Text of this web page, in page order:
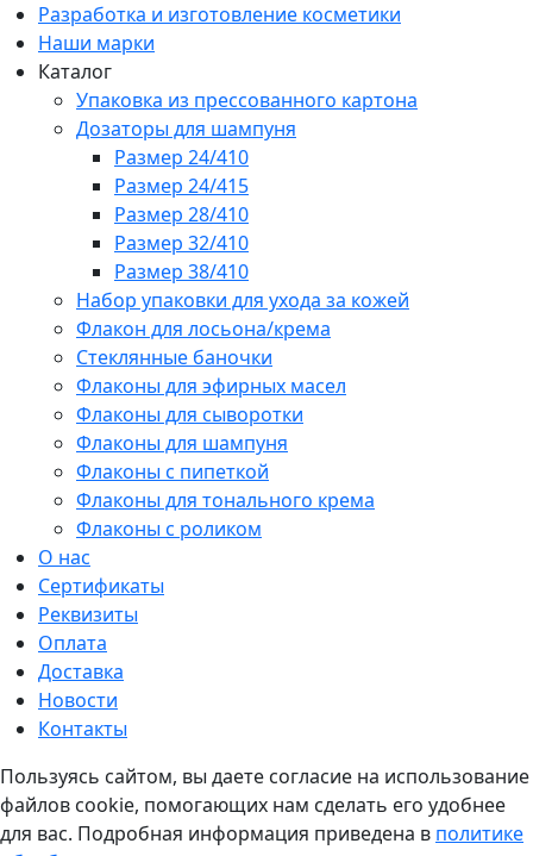
Разработка и изготовление косметики
Наши марки
Каталог
Упаковка из прессованного картона
Дозаторы для шампуня
Размер 24/410
Размер 24/415
Размер 28/410
Размер 32/410
Размер 38/410
Набор упаковки для ухода за кожей
Флакон для лосьона/крема
Стеклянные баночки
Флаконы для эфирных масел
Флаконы для сыворотки
Флаконы для шампуня
Флаконы с пипеткой
Флаконы для тонального крема
Флаконы с роликом
О нас
Сертификаты
Реквизиты
Оплата
Доставка
Новости
Контакты
Пользуясь сайтом, вы даете согласие на использование
файлов cookie, помогающих нам сделать его удобнее
для вас. Подробная информация приведена в политике